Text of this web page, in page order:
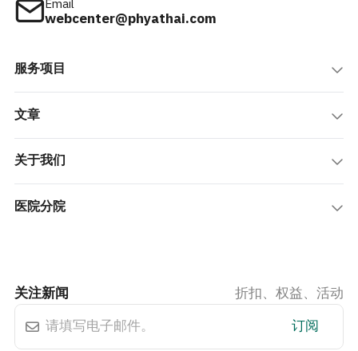
Email
webcenter@phyathai.com
服务项目
文章
关于我们
医院分院
关注新闻
折扣、权益、活动
订阅